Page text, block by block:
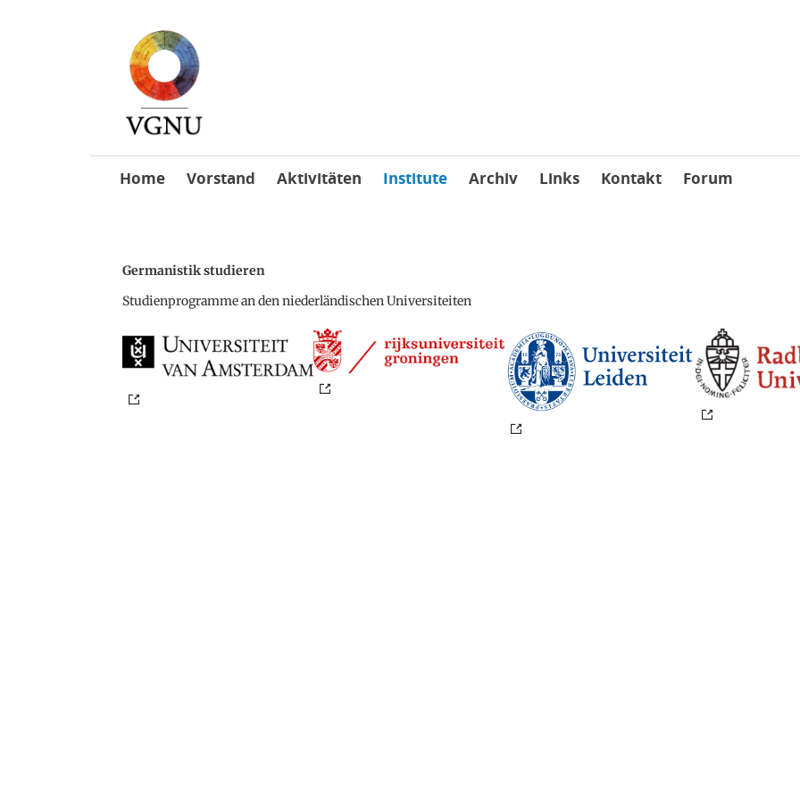
Home Vorstand Aktivitäten Institute Archiv Links Kontakt Forum
Germanistik studieren
Studienprogramme an den niederländischen Universiteiten